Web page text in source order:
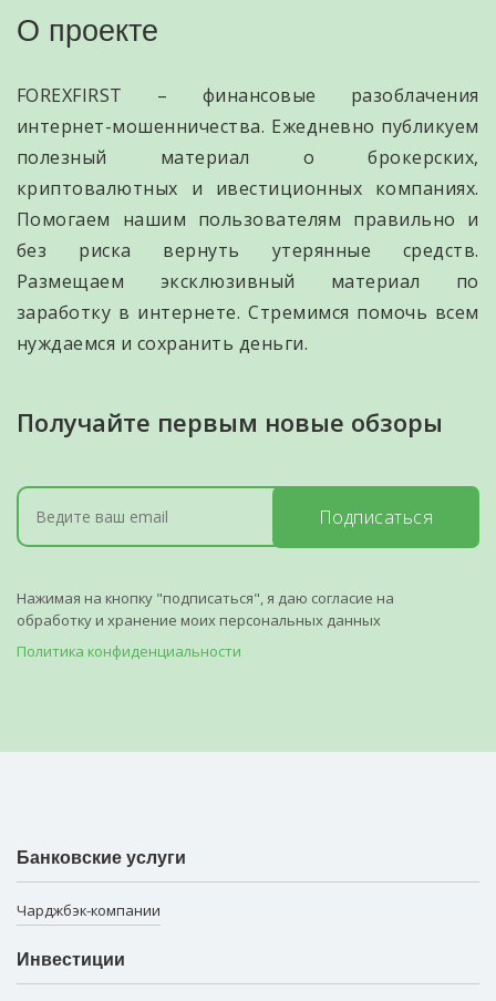
О проекте
FOREXFIRST – финансовые разоблачения
интернет-мошенничества. Ежедневно публикуем
полезный материал о брокерских,
криптовалютных и ивестиционных компаниях.
Помогаем нашим пользователям правильно и
без риска вернуть утерянные средств.
Размещаем эксклюзивный материал по
заработку в интернете. Стремимся помочь всем
нуждаемся и сохранить деньги.
Получайте первым новые обзоры
Подписаться
Нажимая на кнопку "подписаться", я даю согласие на
обработку и хранение моих персональных данных
Политика конфиденциальности
Банковские услуги
Чарджбэк-компании
Инвестиции